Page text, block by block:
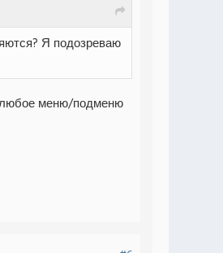
Я подозреваю
любое меню/подменю